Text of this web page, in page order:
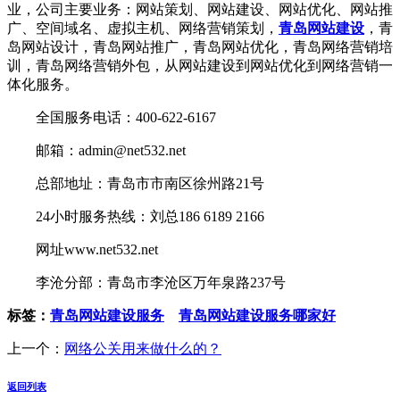
业，公司主要业务：网站策划、网站建设、网站优化、网站推
广、空间域名、虚拟主机、网络营销策划， 青岛网站建设 ，青
岛网站设计，青岛网站推广，青岛网站优化，青岛网络营销培
训，青岛网络营销外包，从网站建设到网站优化到网络营销一
体化服务。
全国服务电话：400-622-6167
邮箱：admin@net532.net
总部地址：青岛市市南区徐州路21号
24小时服务热线：刘总186 6189 2166
网址www.net532.net
李沧分部：青岛市李沧区万年泉路237号
标签： 青岛网站建设服务 青岛网站建设服务哪家好
上一个： 网络公关用来做什么的？
返回列表